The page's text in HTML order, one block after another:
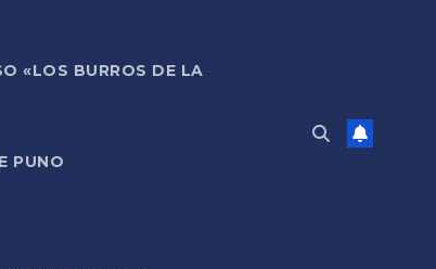
«LOS BURROS DE LA
PUNO